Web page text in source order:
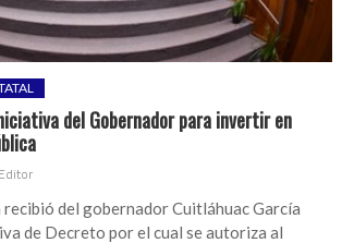
del Gobernador para invertir en
Editor
del gobernador Cuitláhuac García
de Decreto por el cual se autoriza al